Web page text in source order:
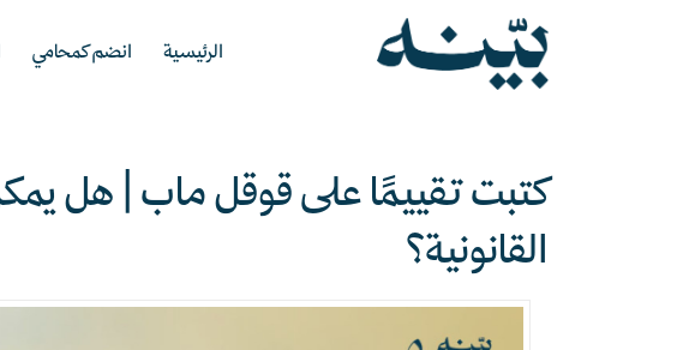
الرئيسية انضم كمحامي
كتبت تقييمًا على قوقل ماب | هل
القانونية؟